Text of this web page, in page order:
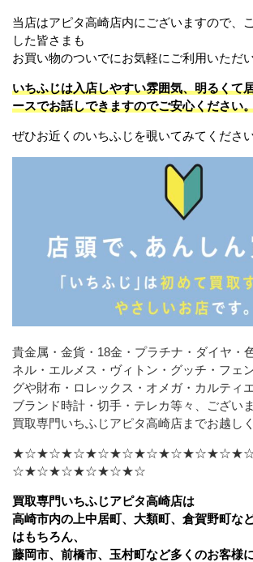
当店はアピタ高崎店内にございますので、
した皆さまも
お買い物のついでにお気軽にご利用いただ
いちふじは入店しやすい雰囲気、明るくて
ースでお話しできますのでご安心ください
ぜひお近くのいちふじを覗いてみてくださ
貴金属・金貨・18金・プラチナ・ダイヤ・
ネル・エルメス・ヴィトン・グッチ・フェ
グや財布・ロレックス・オメガ・カルティ
ブランド時計・切手・テレカ等々、ござい
買取専門いちふじアピタ高崎店までお越し
☆★☆★☆★☆★☆★☆
買取専門いちふじアピタ高崎店は
高崎市内の上中居町、大類町、倉賀野町な
はもちろん、
藤岡市、前橋市、玉村町など多くのお客様